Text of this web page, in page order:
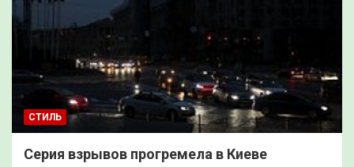
СТИЛЬ
Серия взрывов прогремела в Киеве